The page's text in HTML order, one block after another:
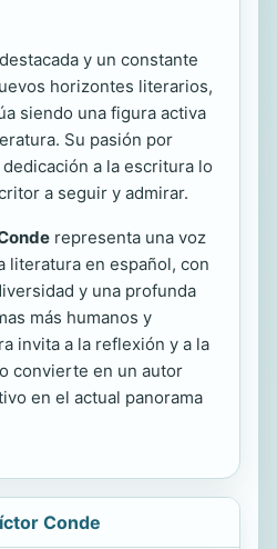
y un constante
horizontes literarios,
siendo una figura activa
Su pasión por
a la escritura lo
a seguir y admirar.
representa una voz
literatura en español, con
y una profunda
más humanos y
invita a la reflexión y a la
convierte en un autor
en el actual panorama
Conde